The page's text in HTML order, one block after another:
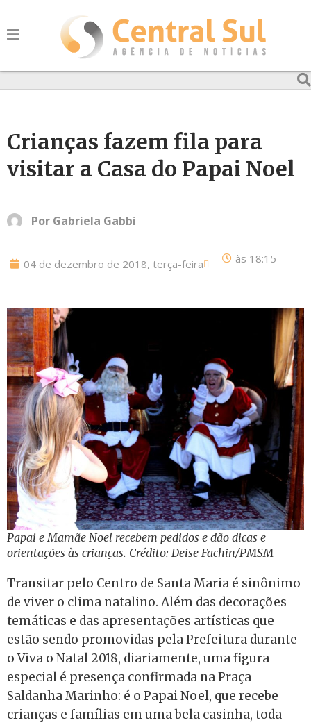
Crianças fazem fila para
visitar a Casa do Papai Noel
Por Gabriela Gabbi
04 de dezembro de 2018, terça-feira às 18:15
Papai e Mamãe Noel recebem pedidos e dão dicas e
orientações às crianças. Crédito: Deise Fachin/PMSM
Transitar pelo Centro de Santa Maria é sinônimo
de viver o clima natalino. Além das decorações
temáticas e das apresentações artísticas que
estão sendo promovidas pela Prefeitura durante
o Viva o Natal 2018, diariamente, uma figura
especial é presença confirmada na Praça
Saldanha Marinho: é o Papai Noel, que recebe
crianças e famílias em uma bela casinha, toda